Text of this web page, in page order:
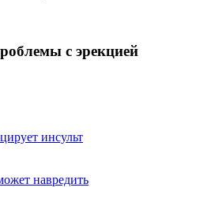
с эрекцией
инсульт
навредить